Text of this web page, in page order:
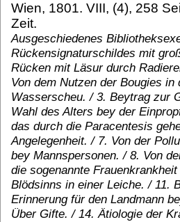
Wien, 1801. VIII, (4), 258
Zeit.
Ausgeschiedenes
Rückensignaturschildes mit
Rücken mit Läsur durch
Von dem Nutzen der Bougies
Wasserscheu. / 3. Beytrag zur
Wahl des Alters bey der
das durch die Paracentesis
Angelegenheit. / 7. Von der
bey Mannspersonen. / 8. Von
die sogenannte
Blödsinns in einer Leiche. / 11.
Erinnerung für den Landmann
Über Gifte. / 14. Ätiologie der